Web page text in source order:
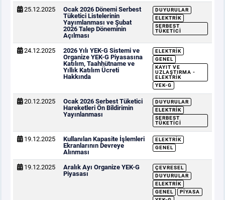
25.12.2025
Ocak 2026 Dönemi Serbest
Tüketici Listelerinin
Yayımlanması ve Şubat
2026 Talep Döneminin
Açılması
DUYURULAR
ELEKTRIK
SERBEST
TÜKETICI
24.12.2025
2026 Yılı YEK-G Sistemi ve
Organize YEK-G Piyasasına
Katılım, Taahhütname ve
Yıllık Katılım Ücreti
Hakkında
ELEKTRIK
GENEL
KAYIT VE
UZLAŞTIRMA -
ELEKTRIK
YEK-G
20.12.2025
Ocak 2026 Serbest Tüketici
Hareketleri Ön Bildirimin
Yayınlanması
DUYURULAR
ELEKTRIK
SERBEST
TÜKETICI
19.12.2025
Kullanılan Kapasite İşlemleri
Ekranlarının Devreye
Alınması
ELEKTRIK
GENEL
19.12.2025
Aralık Ayı Organize YEK-G
Piyasası
ÇEVRESEL
DUYURULAR
ELEKTRIK
GENEL
PIYASA